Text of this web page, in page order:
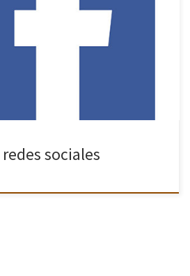
de momento solo algunas que hay
Aquí tienes los enlaces pulsa en
perfiles de la asociación […]
sociales